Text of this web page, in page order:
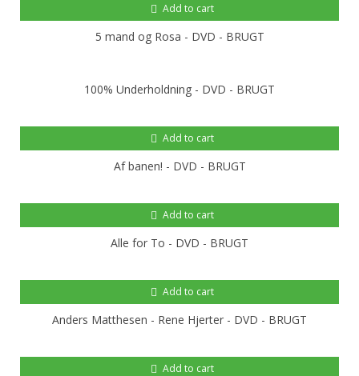
Add to cart
5 mand og Rosa - DVD - BRUGT
100% Underholdning - DVD - BRUGT
Add to cart
Af banen! - DVD - BRUGT
Add to cart
Alle for To - DVD - BRUGT
Add to cart
Anders Matthesen - Rene Hjerter - DVD - BRUGT
Add to cart